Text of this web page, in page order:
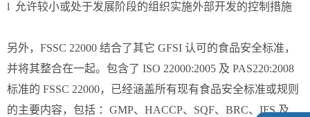
l 允许较小或处于发展阶段的组织实施外部开发的控制措施
另外，FSSC 22000 结合了其它 GFSI 认可的食品安全标准，
并将其整合在一起。包含了 ISO 22000:2005 及 PAS220:2008
标准的 FSSC 22000，已经涵盖所有现有食品安全标准或规则
的主要内容，包括 ：GMP、HACCP、SQF、BRC、IFS 及